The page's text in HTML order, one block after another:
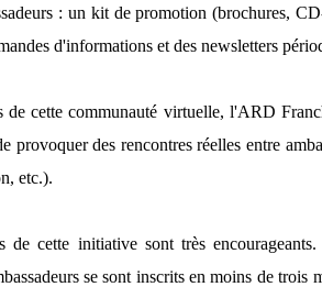
: un kit de promotion (brochures,
d'informations et des newsletters
de cette communauté virtuelle, l'ARD
provoquer des rencontres réelles entre
etc.).
de cette initiative sont très
se sont inscrits en moins de trois